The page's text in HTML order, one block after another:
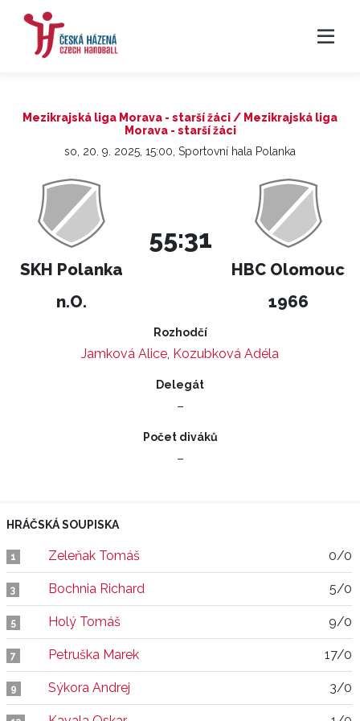
Mezikrajská liga Morava - starší žáci / Mezikrajská liga
Morava - starší žáci
so, 20. 9. 2025, 15:00, Sportovní hala Polanka
SKH Polanka
n.O.
55:31
HBC Olomouc
1966
Rozhodčí
Jamková Alice, Kozubková Adéla
Delegát
–
Počet diváků
–
HRÁČSKÁ SOUPISKA
1 Zeleňak Tomáš 0/0
3 Bochnia Richard 5/0
5 Holý Tomáš 9/0
7 Petruška Marek 17/0
9 Sýkora Andrej 3/0